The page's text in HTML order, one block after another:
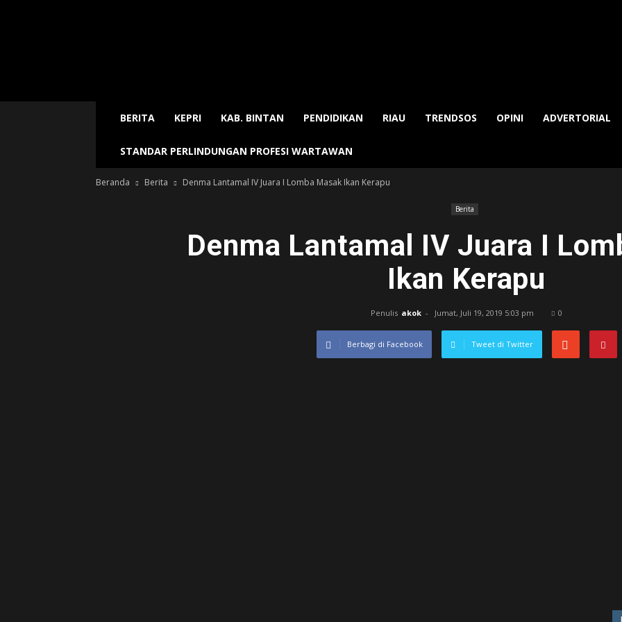
BERITA KEPRI KAB. BINTAN PENDIDIKAN RIAU TRENDSOS OPINI ADVERTORIAL
STANDAR PERLINDUNGAN PROFESI WARTAWAN
Beranda Berita Denma Lantamal IV Juara I Lomba Masak Ikan Kerapu
Berita
Denma Lantamal IV Juara I
Ikan Kerapu
Penulis akok - Jumat, Juli 19, 2019 5:03 pm 0
Berbagi di Facebook Tweet di Twitter